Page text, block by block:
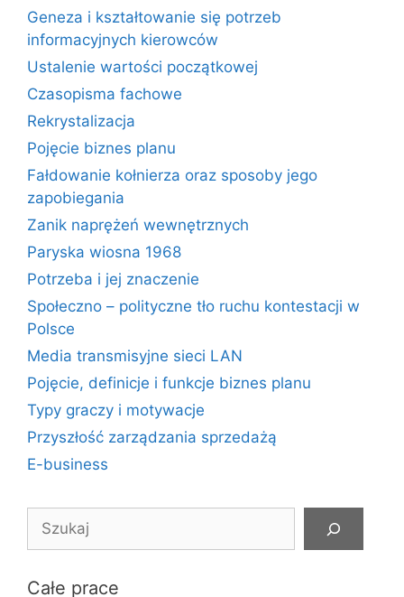
Geneza i kształtowanie się potrzeb
informacyjnych kierowców
Ustalenie wartości początkowej
Czasopisma fachowe
Rekrystalizacja
Pojęcie biznes planu
Fałdowanie kołnierza oraz sposoby jego
zapobiegania
Zanik naprężeń wewnętrznych
Paryska wiosna 1968
Potrzeba i jej znaczenie
Społeczno – polityczne tło ruchu kontestacji w
Polsce
Media transmisyjne sieci LAN
Pojęcie, definicje i funkcje biznes planu
Typy graczy i motywacje
Przyszłość zarządzania sprzedażą
E-business
Szukaj
Całe prace